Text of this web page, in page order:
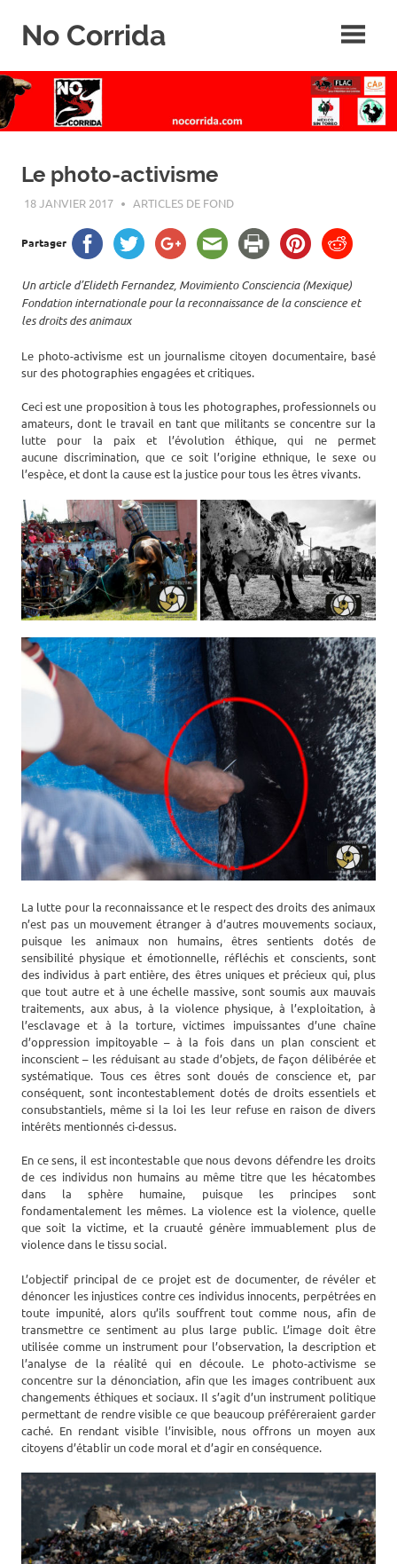
No Corrida
de
la
corrida
Le photo-activisme
18 JANVIER 2017 ROGER LAHANA
ARTICLES DE FOND
Partager
Un article d’Elideth Fernandez, Movimiento Consciencia (Mexique)
Fondation internationale pour la reconnaissance de la conscience et
les droits des animaux
Le photo-activisme est un journalisme citoyen documentaire, basé
sur des photographies engagées et critiques.
Ceci est une proposition à tous les photographes, professionnels ou
amateurs, dont le travail en tant que militants se concentre sur la
lutte pour la paix et l’évolution éthique, qui ne permet
aucune discrimination, que ce soit l’origine ethnique, le sexe ou
l’espèce, et dont la cause est la justice pour tous les êtres vivants.
La lutte pour la reconnaissance et le respect des droits des animaux
n’est pas un mouvement étranger à d’autres mouvements sociaux,
puisque les animaux non humains, êtres sentients dotés de
sensibilité physique et émotionnelle, réfléchis et conscients, sont
des individus à part entière, des êtres uniques et précieux qui, plus
que tout autre et à une échelle massive, sont soumis aux mauvais
traitements, aux abus, à la violence physique, à l’exploitation, à
l’esclavage et à la torture, victimes impuissantes d’une chaîne
d’oppression impitoyable – à la fois dans un plan conscient et
inconscient – les réduisant au stade d’objets, de façon délibérée et
systématique. Tous ces êtres sont doués de conscience et, par
conséquent, sont incontestablement dotés de droits essentiels et
consubstantiels, même si la loi les leur refuse en raison de divers
intérêts mentionnés ci-dessus.
En ce sens, il est incontestable que nous devons défendre les droits
de ces individus non humains au même titre que les hécatombes
dans la sphère humaine, puisque les principes sont
fondamentalement les mêmes. La violence est la violence, quelle
que soit la victime, et la cruauté génère immuablement plus de
violence dans le tissu social.
L’objectif principal de ce projet est de documenter, de révéler et
dénoncer les injustices contre ces individus innocents, perpétrées en
toute impunité, alors qu’ils souffrent tout comme nous, afin de
transmettre ce sentiment au plus large public. L’image doit être
utilisée comme un instrument pour l’observation, la description et
l’analyse de la réalité qui en découle. Le photo-activisme se
concentre sur la dénonciation, afin que les images contribuent aux
changements éthiques et sociaux. Il s’agit d’un instrument politique
permettant de rendre visible ce que beaucoup préféreraient garder
caché. En rendant visible l’invisible, nous offrons un moyen aux
citoyens d’établir un code moral et d’agir en conséquence.